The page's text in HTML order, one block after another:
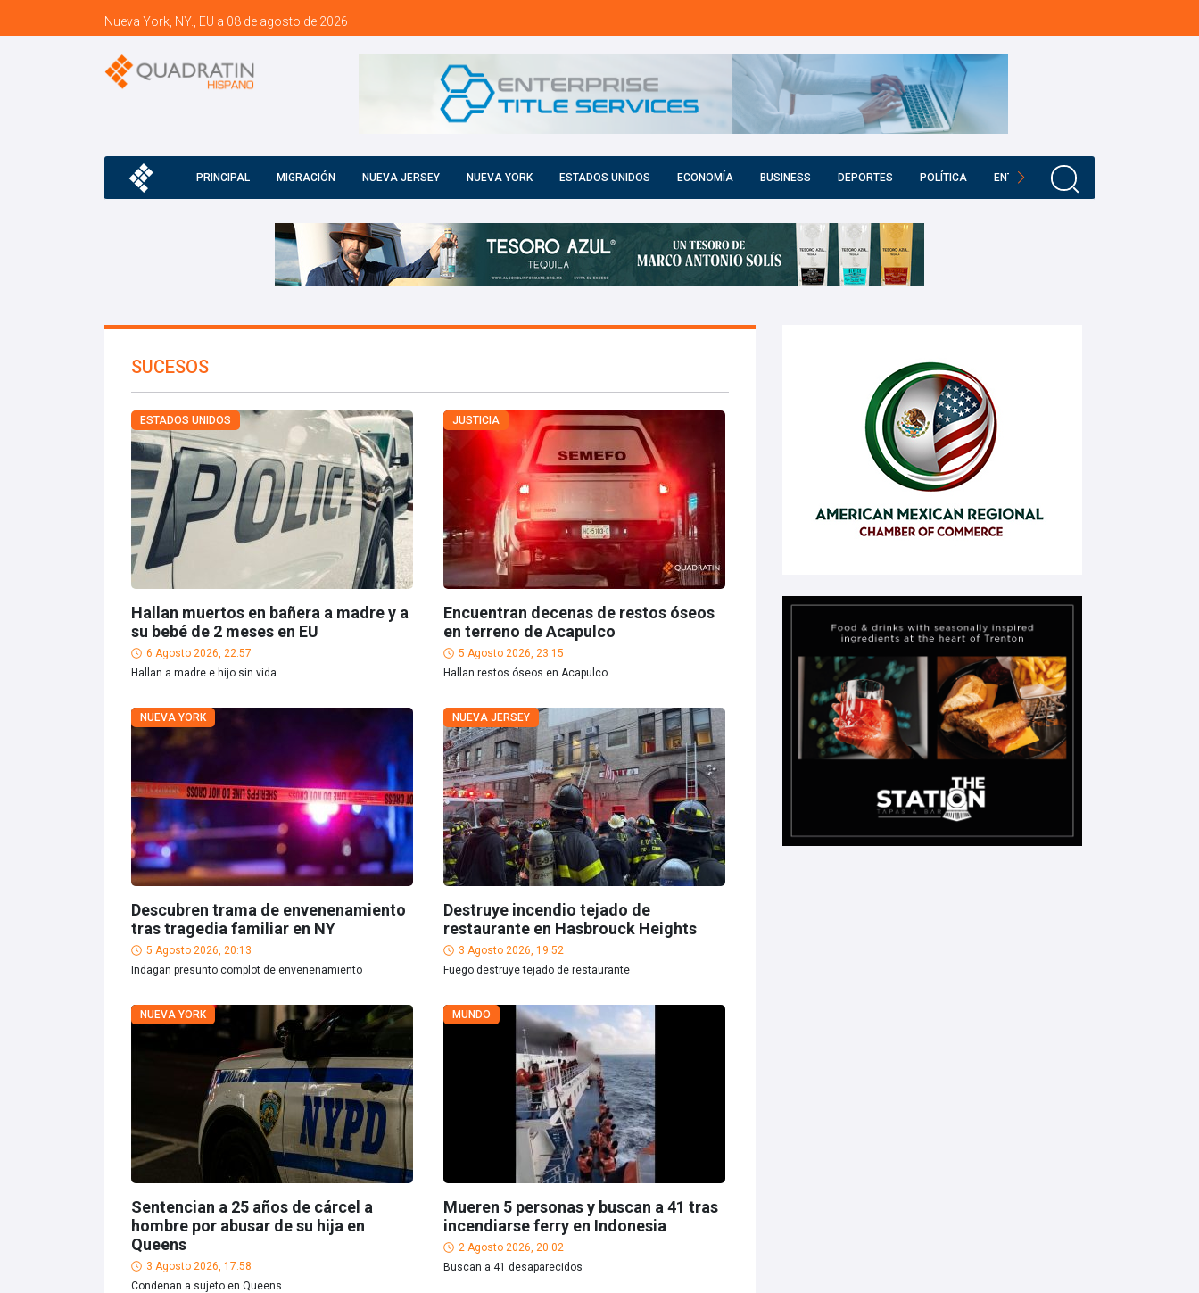
Nueva York, NY., EU a 08 de agosto de 2026
PRINCIPAL MIGRACIÓN NUEVA JERSEY NUEVA YORK ESTADOS UNIDOS ECONOMÍA BUSINESS DEPORTES POLÍTICA ENTRETENIMIENTO
SUCESOS
ESTADOS UNIDOS
Hallan muertos en bañera a madre y a
su bebé de 2 meses en EU
6 Agosto 2026, 22:57
Hallan a madre e hijo sin vida
JUSTICIA
Encuentran decenas de restos óseos
en terreno de Acapulco
5 Agosto 2026, 23:15
Hallan restos óseos en Acapulco
NUEVA YORK
Descubren trama de envenenamiento
tras tragedia familiar en NY
5 Agosto 2026, 20:13
Indagan presunto complot de envenenamiento
NUEVA JERSEY
Destruye incendio tejado de
restaurante en Hasbrouck Heights
3 Agosto 2026, 19:52
Fuego destruye tejado de restaurante
NUEVA YORK
Sentencian a 25 años de cárcel a
hombre por abusar de su hija en
Queens
3 Agosto 2026, 17:58
Condenan a sujeto en Queens
MUNDO
Mueren 5 personas y buscan a 41 tras
incendiarse ferry en Indonesia
2 Agosto 2026, 20:02
Buscan a 41 desaparecidos